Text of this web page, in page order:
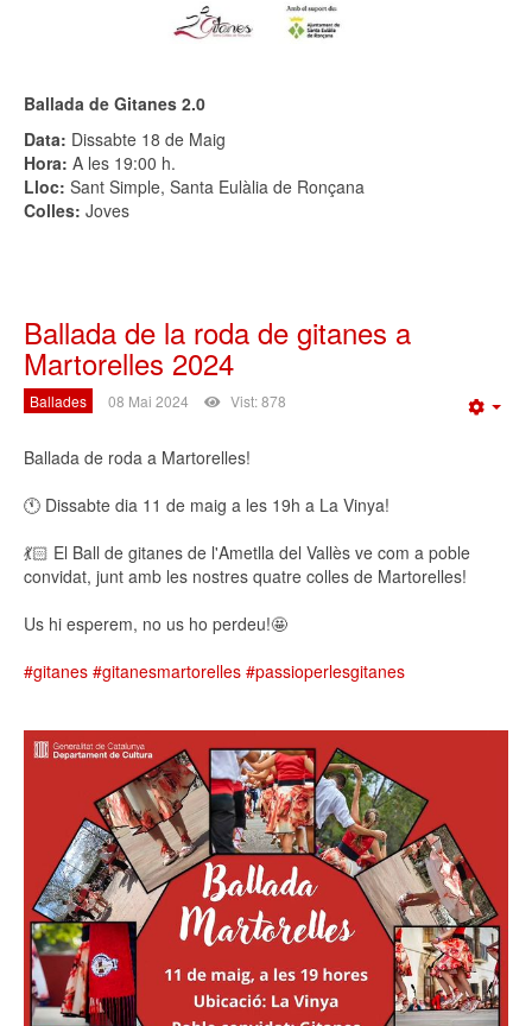
Ballada de Gitanes 2.0
Data: Dissabte 18 de Maig
Hora: A les 19:00 h.
Lloc: Sant Simple, Santa Eulàlia de Ronçana
Colles: Joves
Ballada de la roda de gitanes a
Martorelles 2024
Ballades 08 Mai 2024 Vist: 878
Ballada de roda a Martorelles!
🕚 Dissabte dia 11 de maig a les 19h a La Vinya!
💃🏻 El Ball de gitanes de l'Ametlla del Vallès ve com a poble
convidat, junt amb les nostres quatre colles de Martorelles!
Us hi esperem, no us ho perdeu!🤩
#gitanes #gitanesmartorelles #passioperlesgitanes